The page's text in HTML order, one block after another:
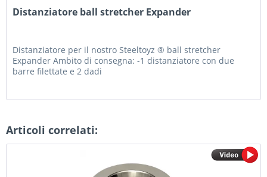
Distanziatore ball stretcher Expander
Distanziatore per il nostro Steeltoyz ® ball stretcher
Expander Ambito di consegna: -1 distanziatore con due
barre filettate e 2 dadi
Articoli correlati: